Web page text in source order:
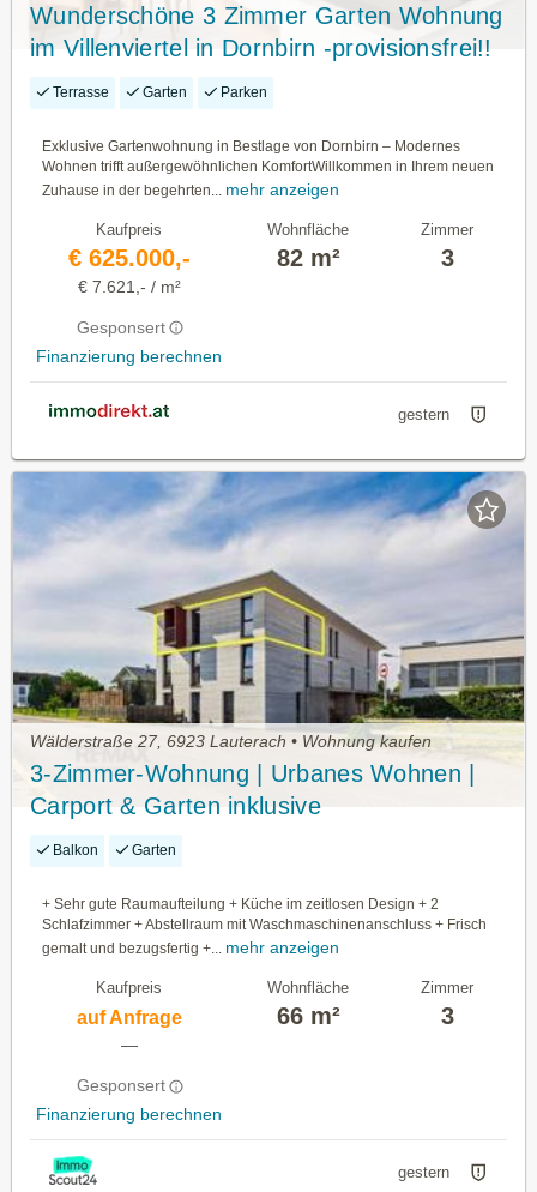
Wunderschöne 3 Zimmer Garten Wohnung
im Villenviertel in Dornbirn -provisionsfrei!!
Terrasse Garten Parken
Exklusive Gartenwohnung in Bestlage von Dornbirn – Modernes
Wohnen trifft außergewöhnlichen KomfortWillkommen in Ihrem neuen
Zuhause in der begehrten... mehr anzeigen
Kaufpreis
€ 625.000,-
€ 7.621,- / m²
Gesponsert
Finanzierung berechnen
Wohnfläche
82 m²
Zimmer
3
gestern
Wälderstraße 27, 6923 Lauterach • Wohnung kaufen
3-Zimmer-Wohnung | Urbanes Wohnen |
Carport & Garten inklusive
Balkon Garten
+ Sehr gute Raumaufteilung + Küche im zeitlosen Design + 2
Schlafzimmer + Abstellraum mit Waschmaschinenanschluss + Frisch
gemalt und bezugsfertig +... mehr anzeigen
Kaufpreis
auf Anfrage
—
Gesponsert
Finanzierung berechnen
Wohnfläche
66 m²
Zimmer
3
gestern